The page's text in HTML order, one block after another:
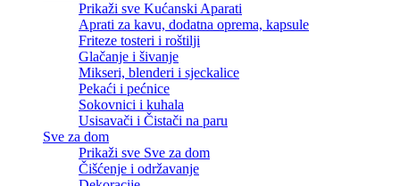
Prikaži sve Kućanski Aparati
Aprati za kavu, dodatna oprema, kapsule
Friteze tosteri i roštilji
Glačanje i šivanje
Mikseri, blenderi i sjeckalice
Pekaći i pećnice
Sokovnici i kuhala
Usisavači i Čistači na paru
Sve za dom
Prikaži sve Sve za dom
Čišćenje i održavanje